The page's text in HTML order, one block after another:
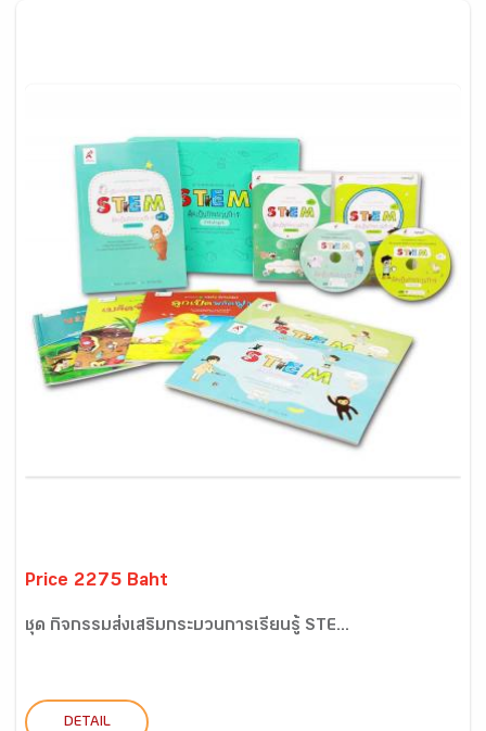
Price 2275 Baht
ชุด กิจกรรมส่งเสริมกระบวนการเรียนรู้ STE...
DETAIL